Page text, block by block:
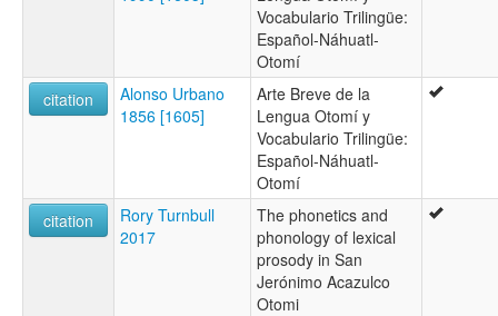
Vocabulario Trilingüe:
Español-Náhuatl-
Otomí
citation
Alonso Urbano
1856 [1605]
Arte Breve de la
Lengua Otomí y
Vocabulario Trilingüe:
Español-Náhuatl-
Otomí
citation
Rory Turnbull
2017
The phonetics and
phonology of lexical
prosody in San
Jerónimo Acazulco
Otomi